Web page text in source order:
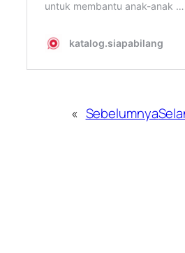
« Sebelumnya